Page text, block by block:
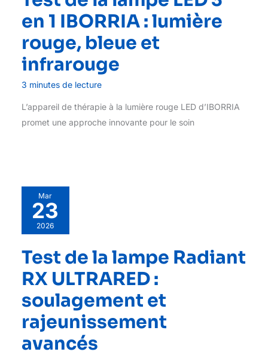
en 1 IBORRIA : lumière
rouge, bleue et
infrarouge
3 minutes de lecture
L’appareil de thérapie à la lumière rouge LED d’IBORRIA
promet une approche innovante pour le soin
Mar
23
2026
Test de la lampe Radiant
RX ULTRARED :
soulagement et
rajeunissement
avancés